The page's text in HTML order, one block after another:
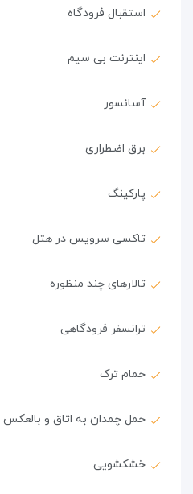
استقبال فرودگاه
اینترنت بی سیم
آسانسور
برق اضطراری
پارکینگ
تاکسی سرویس در هتل
تالارهای چند منظوره
ترانسفر فرودگاهی
حمام ترک
حمل چمدان به اتاق و بالعکس
خشکشویی